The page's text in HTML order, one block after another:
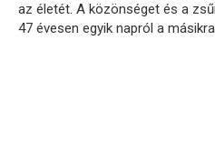
az életét. A közönséget és a
47 évesen egyik napról a